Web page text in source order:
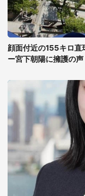
顔面付近の155キロ
ー宮下朝陽に擁護の